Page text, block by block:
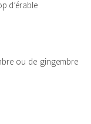
d’érable
ou de gingembre